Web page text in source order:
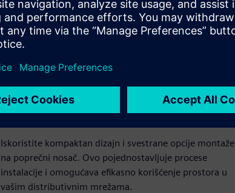
Optimizirajte instalaciju
Iskoristite kompaktan dizajn i svestrane opcije montaže
na poprečni nosač. Ovo pojednostavljuje procese
instalacije i omogućava efikasno korišćenje prostora u
vašim distributivnim mrežama.